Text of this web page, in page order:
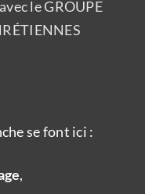
le GROUPE
se font ici :
,